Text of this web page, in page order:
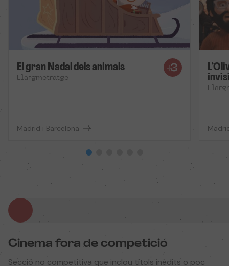
El gran Nadal dels animals
Llargmetratge
Madrid i Barcelona
Cinema fora de competició
Secció no competitiva que inclou títols inèdits o poc